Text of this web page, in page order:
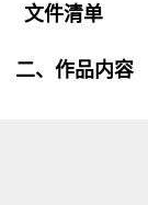
文件清单
二、作品内容